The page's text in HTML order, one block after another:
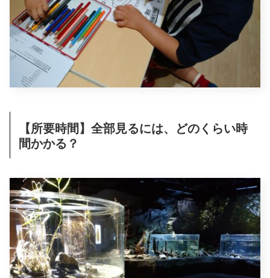
【所要時間】全部見るには、どのくらい時
間かかる？